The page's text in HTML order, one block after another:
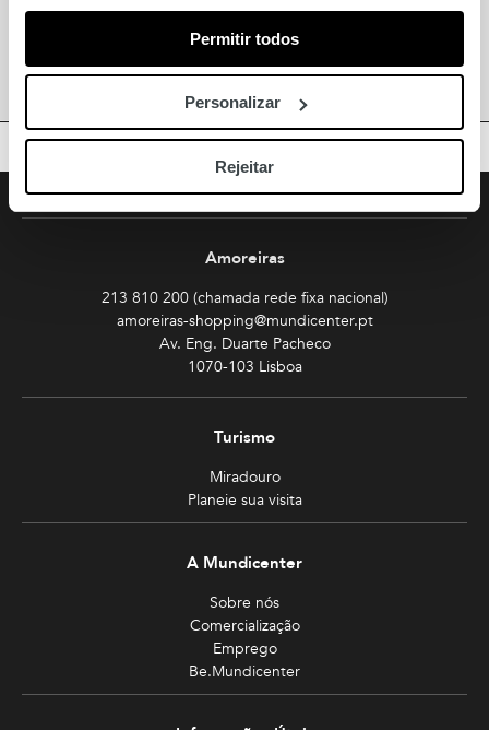
Permitir todos
Personalizar
Rejeitar
Loja das Meias
Siga-nos FacebookInstagramYoutube
Amoreiras
213 810 200 (chamada rede fixa nacional)
amoreiras-shopping@mundicenter.pt
Av. Eng. Duarte Pacheco
1070-103 Lisboa
Turismo
Miradouro
Planeie sua visita
A Mundicenter
Sobre nós
Comercialização
Emprego
Be.Mundicenter